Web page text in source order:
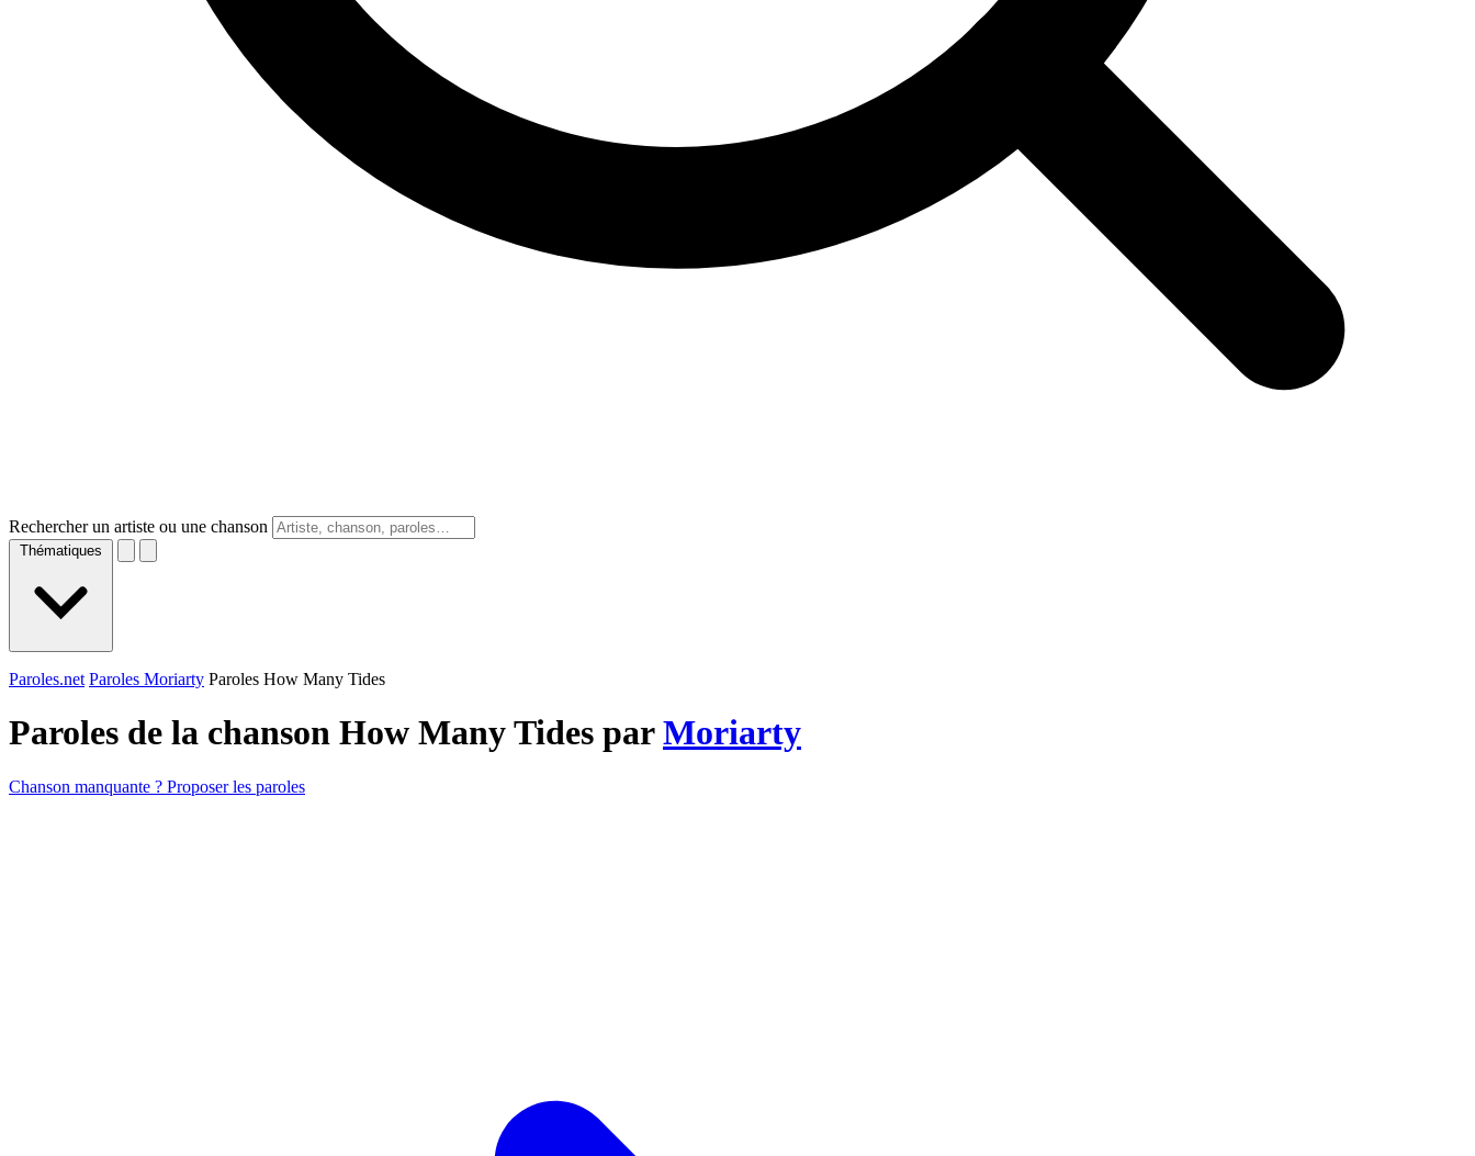
Rechercher un artiste ou une chanson
Thématiques
Paroles.net Paroles Moriarty Paroles How Many Tides
Paroles de la chanson How Many Tides parMoriarty
Chanson manquante ? Proposer les paroles